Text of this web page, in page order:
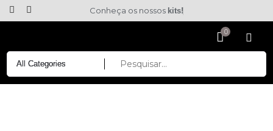
Conheça os nossos kits!